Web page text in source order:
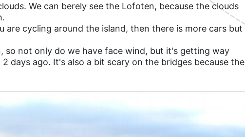
We can berely see the Lofoten, because the clouds
are cycling around the island, then there is more cars but
not only do we have face wind, but it's getting way
days ago. It's also a bit scary on the bridges because the